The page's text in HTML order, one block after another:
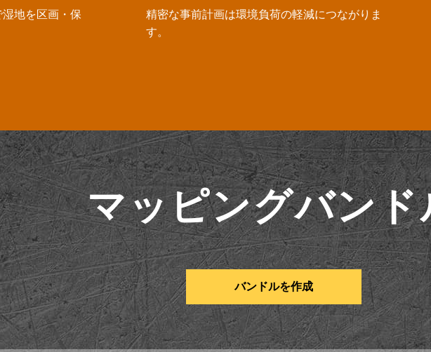
地を区画・保
精密な事前計画は環境負荷の軽減につながりま
す。
マッピングバンド
バンドルを作成